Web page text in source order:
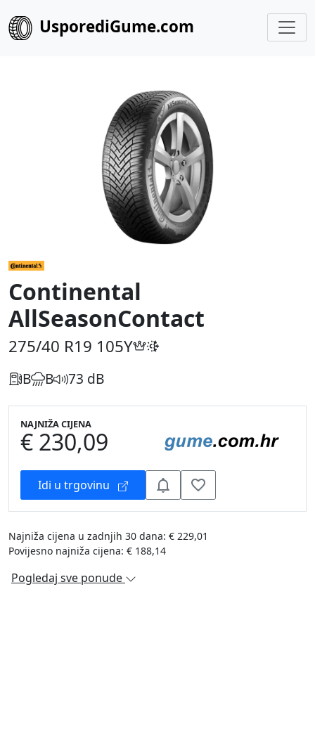
UsporediGume.com
Continental
AllSeasonContact
275/40 R19 105Y
B B 73 dB
NAJNIŽA CIJENA
€ 230,09
Idi u trgovinu
Najniža cijena u zadnjih 30 dana: € 229,01
Povijesno najniža cijena: € 188,14
Pogledaj sve ponude